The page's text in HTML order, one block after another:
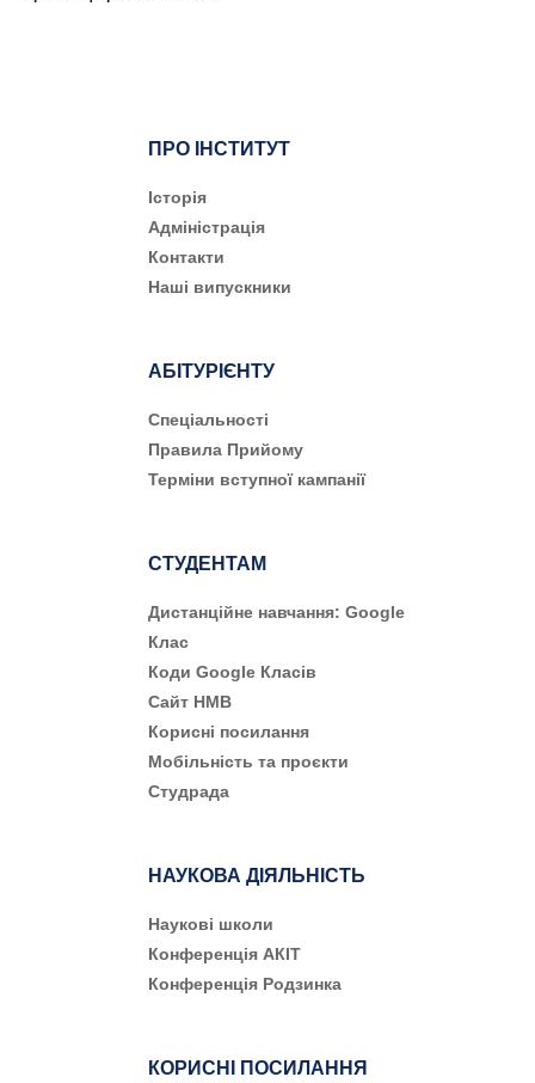
ПРО ІНСТИТУТ
Історія
Адміністрація
Контакти
Наші випускники
АБІТУРІЄНТУ
Cпеціальності
Правила Прийому
Терміни вступної кампанії
СТУДЕНТАМ
Дистанційне навчання: Google
Клас
Коди Google Класів
Сайт НМВ
Корисні посилання
Мобільність та проєкти
Студрада
НАУКОВА ДІЯЛЬНІСТЬ
Наукові школи
Конференція АКІТ
Конференція Родзинка
КОРИСНІ ПОСИЛАННЯ